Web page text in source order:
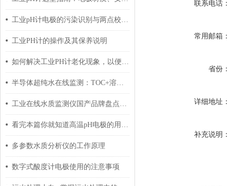
工业pH计电极的污染识别与两点校准实操步骤
工业PH计的操作及其保养说明
如何解决工业PH计老化现象，以便延长使用寿命
半导体超纯水在线监测：TOC+溶解氧+电导率三参数方案
工业在线水质监测仪国产品牌盘点：谁才是真正的性价比之选？
看完本篇你就知道高温pH电极的用途是什么了
多参数水质分析仪的工作原理
数字式酸度计电极使用的注意事项
联系电话：
常用邮箱：
省份：
详细地址：
补充说明：